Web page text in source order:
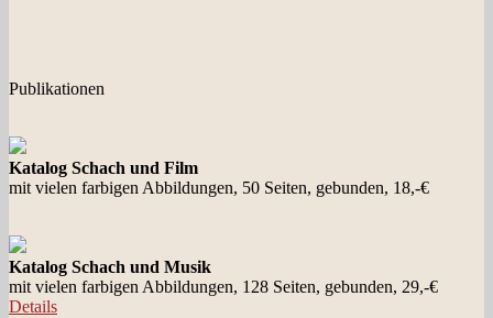
Publikationen
Katalog Schach und Film
mit vielen farbigen Abbildungen, 50 Seiten, gebunden, 18,-€
Katalog Schach und Musik
mit vielen farbigen Abbildungen, 128 Seiten, gebunden, 29,-€
Details